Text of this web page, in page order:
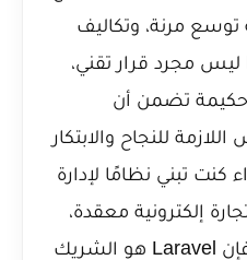
توسع مرنة، وتكاليف
فعالة. إن اختيار Laravel ليس مجرد قرار تقني،
حكيمة تضمن أن
للنجاح والابتكار
تبني نظامًا لإدارة
إلكترونية معقدة،
أو تطبيق SaaS ضخم، فإن Laravel هو الشريك